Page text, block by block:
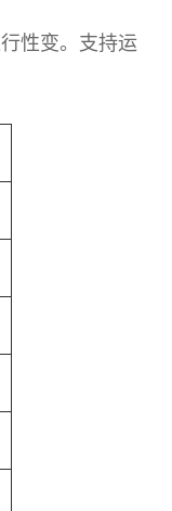
性变。支持运